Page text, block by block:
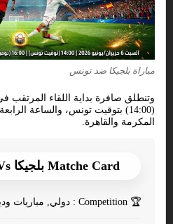
مباراة بلجيكا ضد تونس
وتنطلق صافرة بداية اللقاء المرتقب في
المكرمة والقاهرة.
Matche Card بلجيكا Vs تونس
🏆